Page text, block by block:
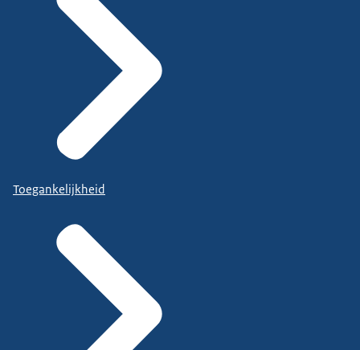
Toegankelijkheid